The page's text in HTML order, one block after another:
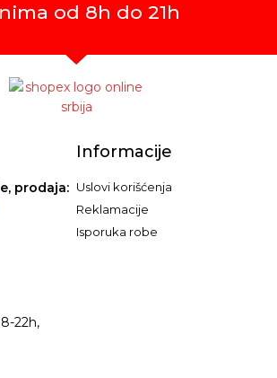
od 8h do 21h
prodaja:
22h,
Informacije
Uslovi korišćenja
Reklamacije
Isporuka robe